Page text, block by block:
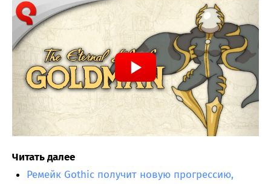
Читать далее
Ремейк Gothic получит новую прогрессию,